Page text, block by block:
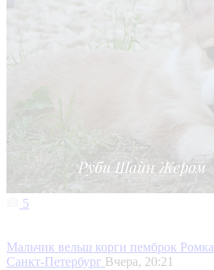
5
Мальчик вельш корги пемброк Ромка
Санкт-Петербург Вчера, 20:21